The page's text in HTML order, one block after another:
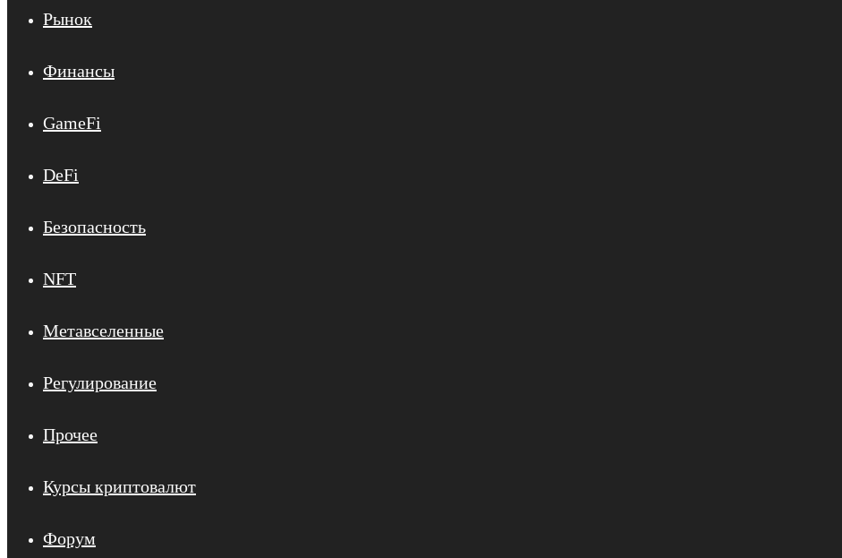
Рынок
Финансы
GameFi
DeFi
Безопасность
NFT
Метавселенные
Регулирование
Прочее
Курсы криптовалют
Форум